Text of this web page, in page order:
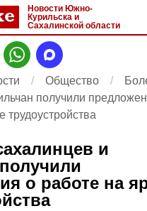
Новости Южно-
Курильска и
Сахалинской области
Общество
получили
трудоустройства
и
о работе на